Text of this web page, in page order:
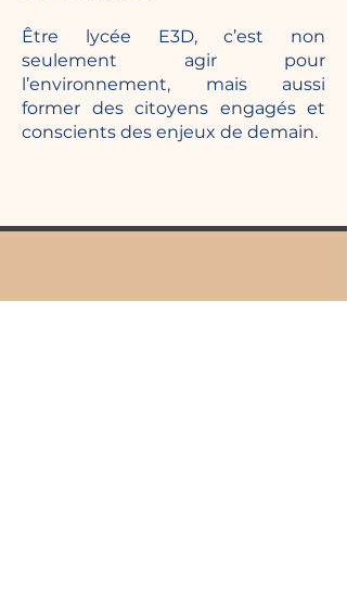
Être lycée E3D, c’est non
seulement agir pour
l’environnement, mais aussi
former des citoyens engagés et
conscients des enjeux de demain.